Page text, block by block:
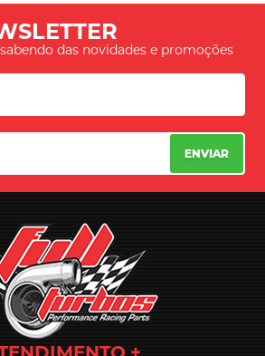
das novidades e promoções
ENVIAR